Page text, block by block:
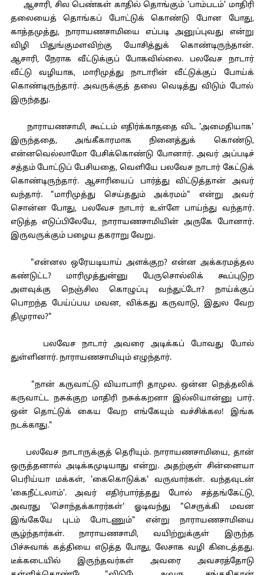
ஆசாரி, சில பெண்கள் காதில் தொங்கும் 'பாம்படம்' மாதிரி
தலையைத் தொங்கப் போட்டுக் கொண்டு போன போது,
காத்தமுத்து, நாராயணசாமியை எப்படி அனுப்புவது என்று
விழி பிதுங்குமளவிற்கு யோசித்துக் கொண்டிருந்தான்.
ஆசாரி, நேராக வீட்டுக்குப் போகவில்லை. பலவேச நாடார்
வீட்டு வழியாக, மாரிமுத்து நாடாரின் வீட்டுக்குப் போய்க்
கொண்டிருந்தார். அவருக்குத் தலை வெடித்து விடும் போல்
இருந்தது.
நாராயணசாமி, கூட்டம் எதிர்க்காததை விட 'அமைதியாக'
இருந்ததை, அங்கீகாரமாக நினைத்துக் கொண்டு,
என்னவெல்லாமோ பேசிக்கொண்டு போனார். அவர் அப்படிச்
சத்தம் போட்டுப் பேசியதை, வெளியே பலவேச நாடார் கேட்டுக்
கொண்டிருந்தார். ஆசாரியைப் பார்த்து விட்டுத்தான் அவர்
வந்தார். "மாரிமுத்து செய்ததும் அக்ரமம்" என்று அவர்
சொன்ன போது, பலவேச நாடார் உள்ளே பாய்ந்து வந்தார்.
எடுத்த எடுப்பிலேயே, நாராயணசாமியின் அருகே போனார்.
இருவருக்கும் பழைய தகராறு வேறு.
"என்னல ஒரேயடியாய் அளக்குற? என்ன அக்கரமத்தல
கண்டுட்ட? மாரிமுத்துன்னு பேருசொல்லிக் கூப்புடுற
அளவுக்கு நெஞ்சில கொழுப்பு வந்துட்டோ? நாய்க்குப்
பொறந்த பேய்ப்பய மவன, விக்கது கருவாடு, இதுல வேற
திமுரால?"
பலவேச நாடார் அவரை அடிக்கப் போவது போல்
துள்ளினார். நாராயணசாமியும் எழுந்தார்.
"நான் கருவாட்டு வியாபாரி தாமுல. ஒன்ன நெத்தலிக்
கருவாட்ட நசுக்குற மாதிரி நசுக்கறனா இல்லியான்னு பார்.
ஒன் தொட்டுக் கைய வேற எங்கேயும் வச்சிக்கல! இங்க
நடக்காது."
பலவேச நாடாருக்குத் தெரியும். நாராயணசாமியை, தான்
ஒருத்தனால் அடிக்கமுடியாது என்று. அதற்குள் சின்னையா
பெரிய்யா மக்கள், 'கைகொடுக்க' வருவார்கள். வந்தவுடன்
'கைநீட்டலாம்'. அவர் எதிர்பார்த்தது போல் சத்தங்கேட்டு,
அவரது 'சொந்தக்காரர்கள்' ஓடிவந்து "செருக்கி மவன
இங்கேயே புடம் போடணும்" என்று நாராயணசாமியை
சூழ்ந்தார்கள். நாராயணசாமி, வயிற்றுக்குள் இருந்த
பிச்சுவாக் கத்தியை எடுத்த போது, லேசாக வழி கிடைத்தது.
டீக்கடையில் இருந்தவர்கள் அவரை அவசரத்தோடு